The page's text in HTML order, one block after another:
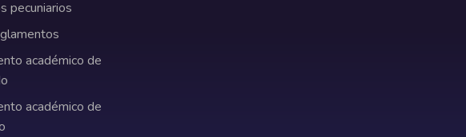
pecuniarios
académico de
académico de